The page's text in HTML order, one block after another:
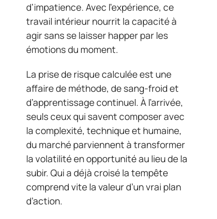
d’impatience. Avec l’expérience, ce
travail intérieur nourrit la capacité à
agir sans se laisser happer par les
émotions du moment.
La prise de risque calculée est une
affaire de méthode, de sang-froid et
d’apprentissage continuel. À l’arrivée,
seuls ceux qui savent composer avec
la complexité, technique et humaine,
du marché parviennent à transformer
la volatilité en opportunité au lieu de la
subir. Qui a déjà croisé la tempête
comprend vite la valeur d’un vrai plan
d’action.